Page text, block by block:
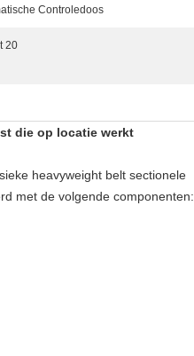
Controledoos
20
die op locatie werkt
heavyweight belt sectionele
met de volgende componenten: